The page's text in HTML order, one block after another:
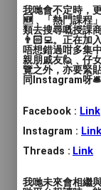
P1
【P1
🎉New Time
The
programme
Saturday
我哋會不定時，
🆕﹑「熱門課程
類去搜尋嘅授課
👨🏻‍💻。正在加
唔想錯過咁多集
親朋戚友🙋﹑仔
覽之外，亦要緊
同Instagram呀🛎️
Facebook : Link
Instagram : Link
Threads : Link
我哋未來會相繼